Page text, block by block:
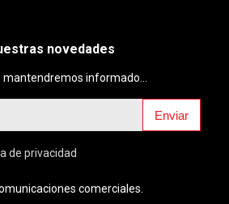
novedades
mantendremos informado...
Enviar
de privacidad
comerciales.